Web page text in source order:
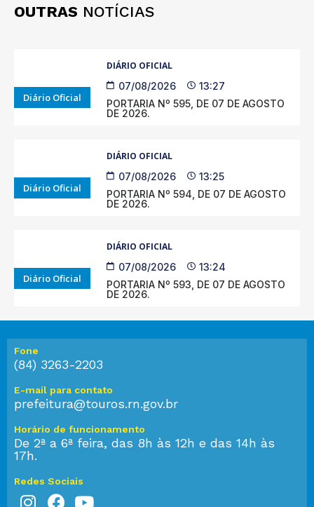
OUTRAS NOTÍCIAS
Diário Oficial
DIÁRIO OFICIAL
07/08/2026
13:27
PORTARIA Nº 595, DE 07 DE AGOSTO
DE 2026.
Diário Oficial
DIÁRIO OFICIAL
07/08/2026
13:25
PORTARIA Nº 594, DE 07 DE AGOSTO
DE 2026.
Diário Oficial
DIÁRIO OFICIAL
07/08/2026
13:24
PORTARIA Nº 593, DE 07 DE AGOSTO
DE 2026.
Fone
(84) 3263-2203
E-mail para contato
prefeitura@touros.rn.gov.br
Horário de funcionamento
De 2ª a 6ª feira, das 8h às 12h e das 14h às
17h.
Redes Sociais